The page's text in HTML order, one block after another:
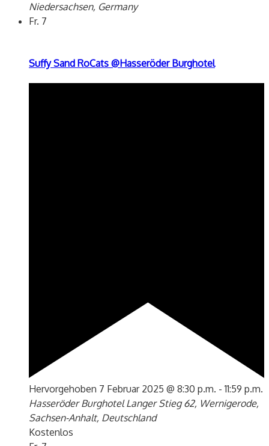
Niedersachsen, Germany
Fr. 7
Suffy Sand RoCats @Hasseröder Burghotel
Hervorgehoben 7 Februar 2025 @ 8:30 p.m. -11:59 p.m.
Hasseröder BurghotelLanger Stieg 62, Wernigerode,
Sachsen-Anhalt, Deutschland
Kostenlos